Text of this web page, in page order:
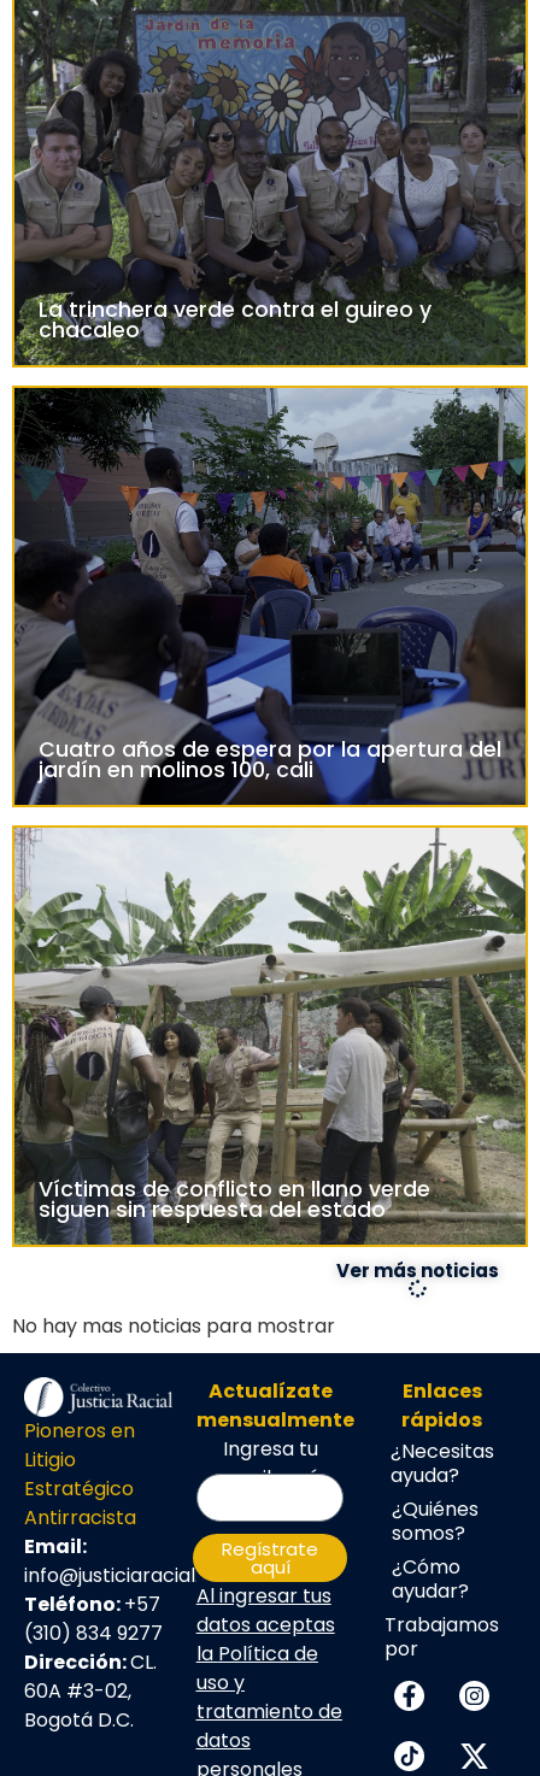
La trinchera verde contra el guireo y
chacaleo
Cuatro años de espera por la apertura del
jardín en molinos 100, cali
Víctimas de conflicto en llano verde
siguen sin respuesta del estado
Ver más noticias
No hay mas noticias para mostrar
Pioneros en
Litigio
Estratégico
Antirracista
Email:
info@justiciaracial.com
Teléfono:+57
(310) 834 9277
Dirección:CL.
60A #3-02,
Bogotá D.C.
Actualízate
mensualmente
Ingresa tu
email aquí:
Regístrate
aquí
Al ingresar tus
datos aceptas
la Política de
uso y
tratamiento de
datos
personales
Enlaces
rápidos
¿Necesitas
ayuda?
¿Quiénes
somos?
¿Cómo
ayudar?
Trabajamos
por